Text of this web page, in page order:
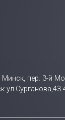
пер. 3-й